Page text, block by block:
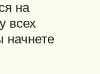
на
всех
начнете